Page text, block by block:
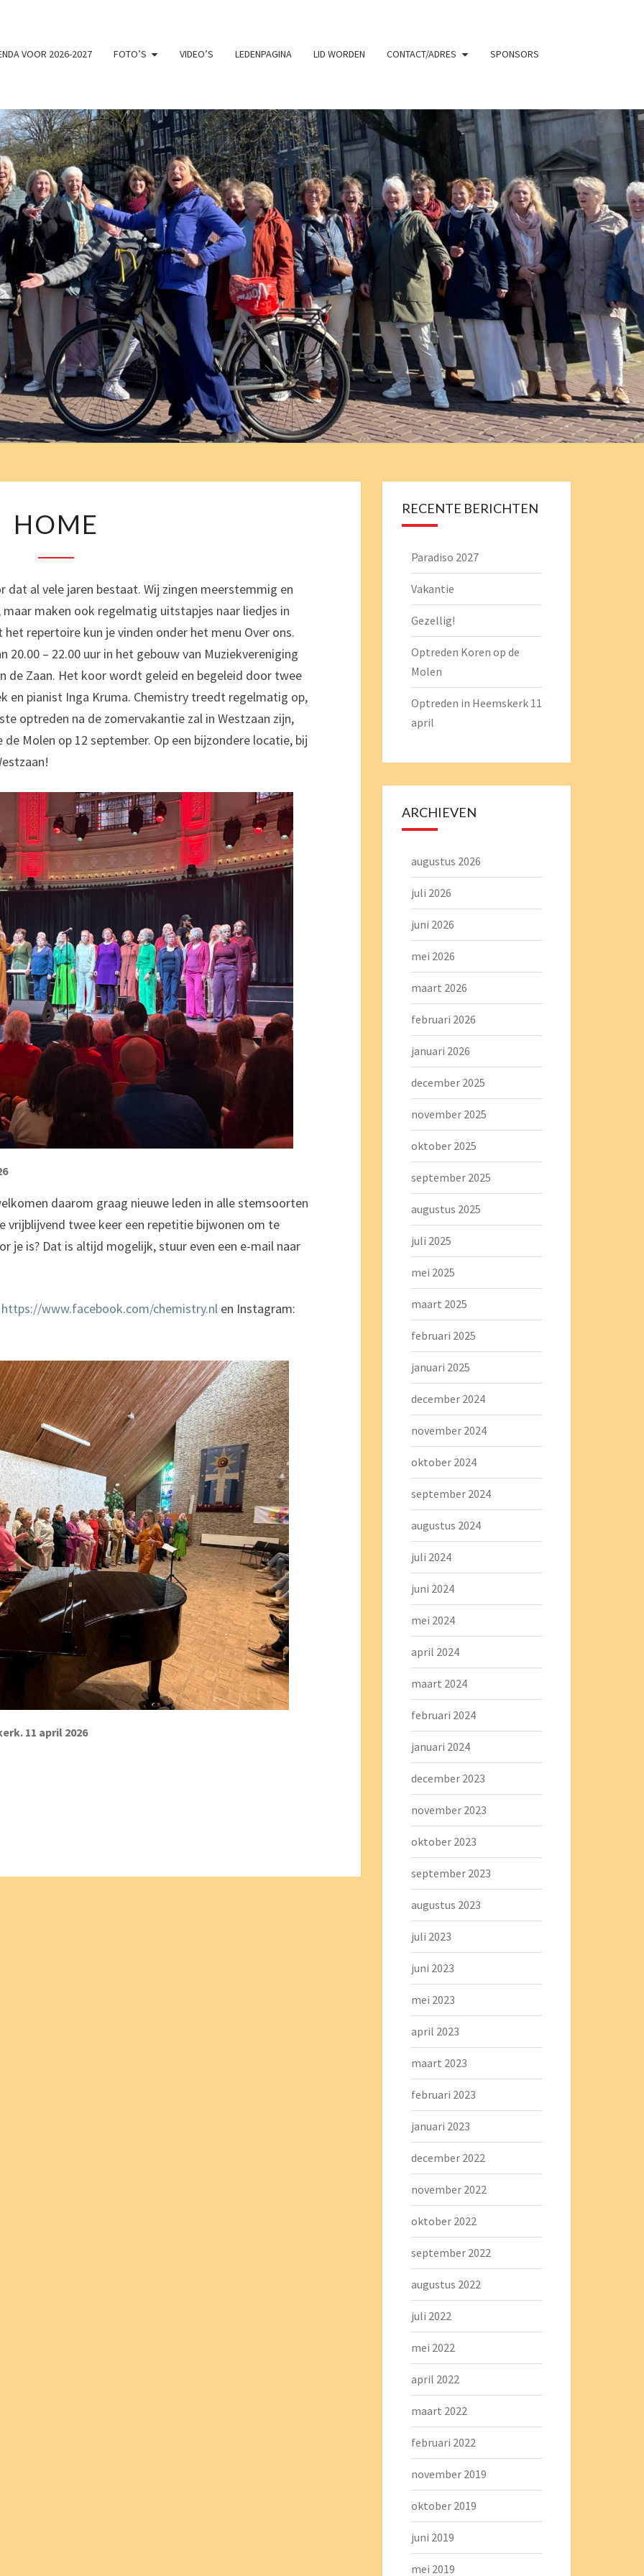
VOOR 2026-2027 FOTO’S VIDEO’S LEDENPAGINA LID WORDEN CONTACT/ADRES SPONSORS
VROUWENKOOR
CHEMISTRY
Chemistry
Zingt En
Swingt!
HOME
dat al vele jaren bestaat. Wij zingen meerstemmig en
maken ook regelmatig uitstapjes naar liedjes in
repertoire kun je vinden onder het menu Over ons.
20.00 – 22.00 uur in het gebouw van Muziekvereniging
de Zaan. Het koor wordt geleid en begeleid door twee
en pianist Inga Kruma. Chemistry treedt regelmatig op,
optreden na de zomervakantie zal in Westzaan zijn,
Molen op 12 september. Op een bijzondere locatie, bij
daarom graag nieuwe leden in alle stemsoorten
vrijblijvend twee keer een repetitie bijwonen om te
je is? Dat is altijd mogelijk, stuur even een e-mail naar
https://www.facebook.com/chemistry.nl en Instagram:
11 april 2026
RECENTE BERICHTEN
Paradiso 2027
Vakantie
Gezellig!
Optreden Koren op de
Molen
Optreden in Heemskerk 11
april
ARCHIEVEN
augustus 2026
juli 2026
juni 2026
mei 2026
maart 2026
februari 2026
januari 2026
december 2025
november 2025
oktober 2025
september 2025
augustus 2025
juli 2025
mei 2025
maart 2025
februari 2025
januari 2025
december 2024
november 2024
oktober 2024
september 2024
augustus 2024
juli 2024
juni 2024
mei 2024
april 2024
maart 2024
februari 2024
januari 2024
december 2023
november 2023
oktober 2023
september 2023
augustus 2023
juli 2023
juni 2023
mei 2023
april 2023
maart 2023
februari 2023
januari 2023
december 2022
november 2022
oktober 2022
september 2022
augustus 2022
juli 2022
mei 2022
april 2022
maart 2022
februari 2022
november 2019
oktober 2019
juni 2019
mei 2019